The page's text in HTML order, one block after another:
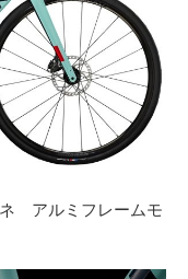
アルミフレームモ